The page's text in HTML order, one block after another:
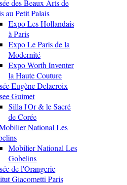
des Beaux Arts de
au Petit Palais
Expo Les Hollandais
à Paris
Expo Le Paris de la
Modernité
Expo Worth Inventer
la Haute Couture
Eugène Delacroix
Guimet
Silla l'Or & le Sacré
de Corée
National Les
Mobilier National Les
Gobelins
de l'Orangerie
Giacometti Paris